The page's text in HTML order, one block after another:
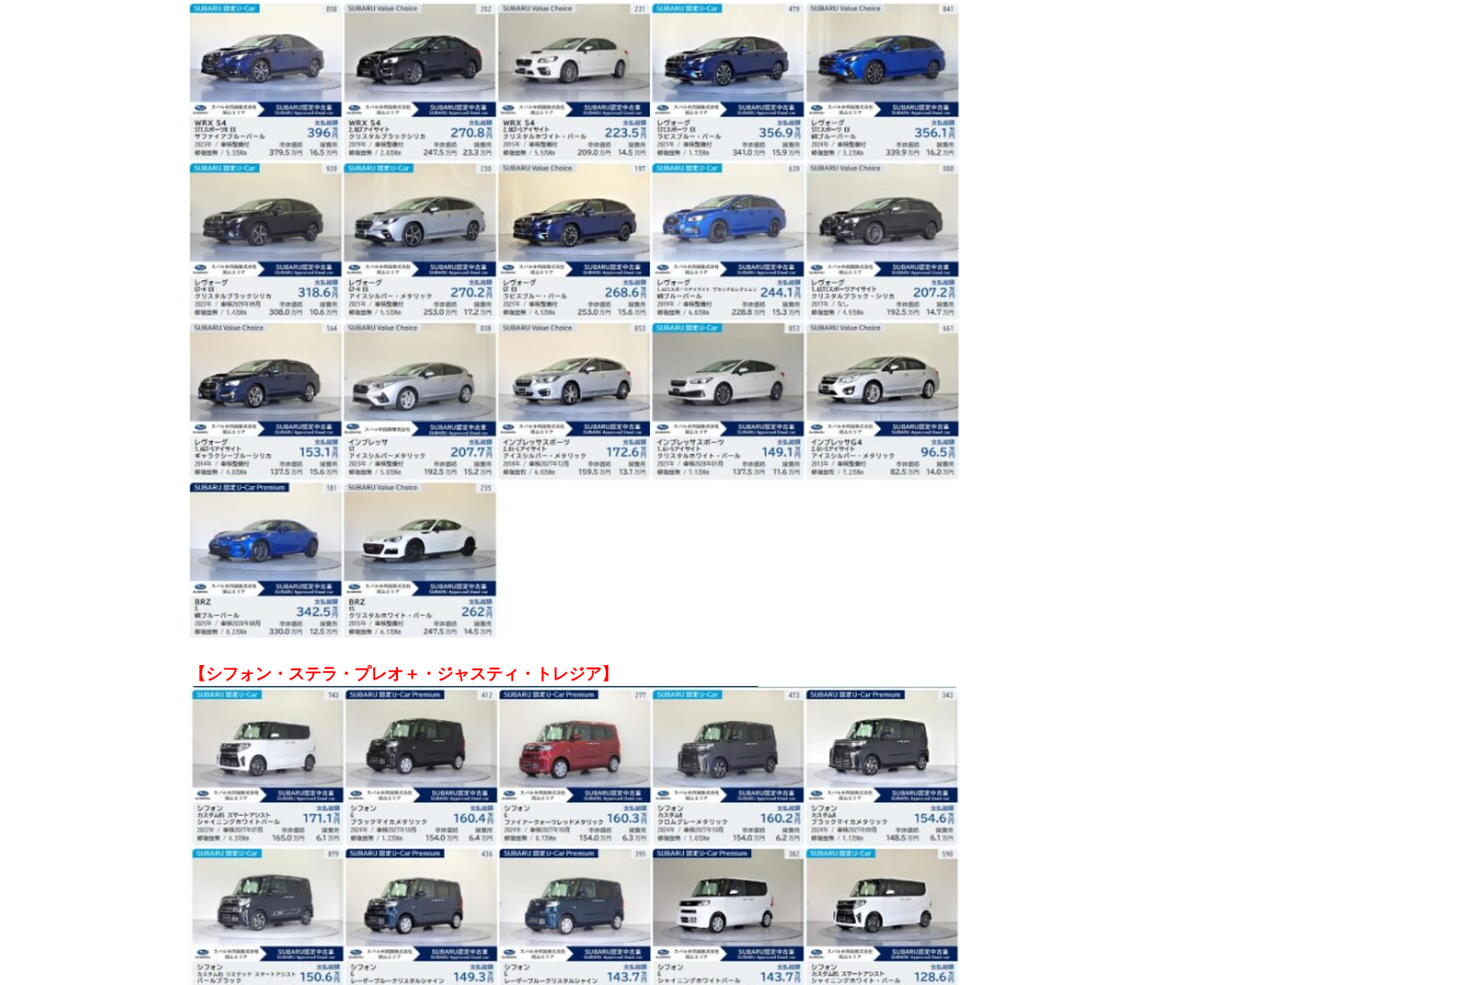
【シフォン・ステラ・プレオ＋・ジャスティ・トレジア】